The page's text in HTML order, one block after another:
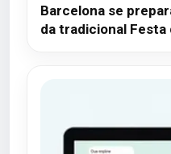
Barcelona se
da tradicional